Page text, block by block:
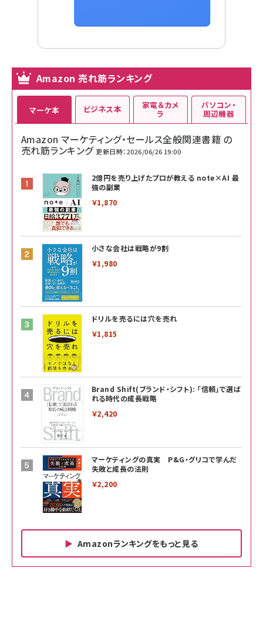
Amazon 売れ筋ランキング
マーケ本
Amazon マーケティング・セールス全般関連書籍 の
売れ筋ランキング 更新日時：2026/06/26 19:00
2億円を売り上げたプロが教える note×AI 最
強の副業
￥1,870
小さな会社は戦略が9割
￥1,980
ドリルを売るには穴を売れ
￥1,815
Brand Shift(ブランド・シフト): 「信頼」で選ば
れる時代の成長戦略
￥2,420
マーケティングの真実 P&G・グリコで学んだ
失敗と成長の法則
￥2,200
Amazonランキングをもっと見る
ビジネス本 家電＆カメ
ラ
パソコン・
周辺機器